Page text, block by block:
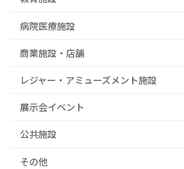
病院医療施設
商業施設・店舗
レジャー・アミューズメント施設
展示会イベント
公共施設
その他